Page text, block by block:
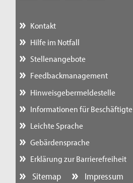
Kontakt
Hilfe im Notfall
Stellenangebote
Feedbackmanagement
Hinweisgebermeldestelle
Informationen für Beschäftigte
Leichte Sprache
Gebärdensprache
Erklärung zur Barrierefreiheit
Sitemap Impressum